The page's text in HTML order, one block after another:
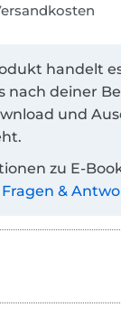
handelt
nach deiner
und
zu E-
Fragen &